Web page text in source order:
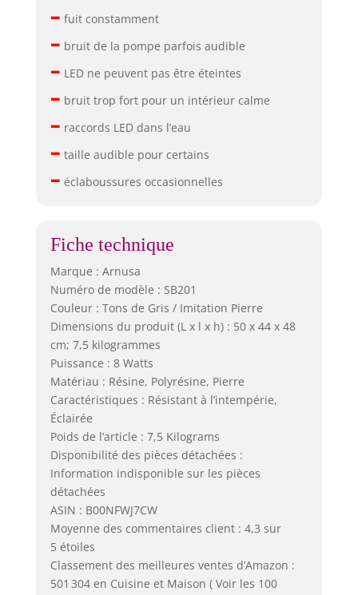
– fuit constamment
– bruit de la pompe parfois audible
– LED ne peuvent pas être éteintes
– bruit trop fort pour un intérieur calme
– raccords LED dans l’eau
– taille audible pour certains
– éclaboussures occasionnelles
Fiche technique
Marque : Arnusa
Numéro de modèle : SB201
Couleur : Tons de Gris / Imitation Pierre
Dimensions du produit (L x l x h) : 50 x 44 x 48
cm; 7,5 kilogrammes
Puissance : 8 Watts
Matériau : Résine, Polyrésine, Pierre
Caractéristiques : Résistant à l’intempérie,
Éclairée
Poids de l’article : 7,5 Kilograms
Disponibilité des pièces détachées :
Information indisponible sur les pièces
détachées
ASIN : B00NFWJ7CW
Moyenne des commentaires client : 4,3 sur
5 étoiles
Classement des meilleures ventes d’Amazon :
501 304 en Cuisine et Maison ( Voir les 100